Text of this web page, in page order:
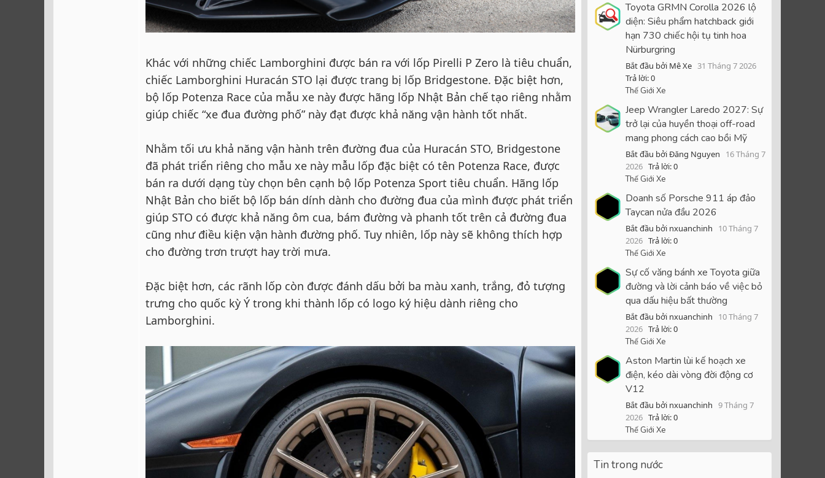
Khác với những chiếc Lamborghini được bán ra với lốp Pirelli P Zero là tiêu chuẩn,
chiếc Lamborghini Huracán STO lại được trang bị lốp Bridgestone. Đặc biệt hơn,
bộ lốp Potenza Race của mẫu xe này được hãng lốp Nhật Bản chế tạo riêng nhằm
giúp chiếc “xe đua đường phố” này đạt được khả năng vận hành tốt nhất.
Nhằm tối ưu khả năng vận hành trên đường đua của Huracán STO, Bridgestone
đã phát triển riêng cho mẫu xe này mẫu lốp đặc biệt có tên Potenza Race, được
bán ra dưới dạng tùy chọn bên cạnh bộ lốp Potenza Sport tiêu chuẩn. Hãng lốp
Nhật Bản cho biết bộ lốp bán dính dành cho đường đua của mình được phát triển
giúp STO có được khả năng ôm cua, bám đường và phanh tốt trên cả đường đua
cũng như điều kiện vận hành đường phố. Tuy nhiên, lốp này sẽ không thích hợp
cho đường trơn trượt hay trời mưa.
Đặc biệt hơn, các rãnh lốp còn được đánh dấu bởi ba màu xanh, trắng, đỏ tượng
trưng cho quốc kỳ Ý trong khi thành lốp có logo ký hiệu dành riêng cho
Lamborghini.
Toyota GRMN Corolla 2026 lộ
diện: Siêu phẩm hatchback giới
hạn 730 chiếc hội tụ tinh hoa
Nürburgring
Bắt đầu bởi Mê Xe 31 Tháng 7 2026
Trả lời: 0
Thế Giới Xe
Jeep Wrangler Laredo 2027: Sự
trở lại của huyền thoại off-road
mang phong cách cao bồi Mỹ
Bắt đầu bởi Đăng Nguyen
16 Tháng 7
2026 Trả lời: 0
Thế Giới Xe
Doanh số Porsche 911 áp đảo
Taycan nửa đầu 2026
Bắt đầu bởi nxuanchinh
10 Tháng 7
2026 Trả lời: 0
Thế Giới Xe
Sự cố văng bánh xe Toyota giữa
đường và lời cảnh báo về việc bỏ
qua dấu hiệu bất thường
Bắt đầu bởi nxuanchinh
10 Tháng 7
2026 Trả lời: 0
Thế Giới Xe
Aston Martin lùi kế hoạch xe
điện, kéo dài vòng đời động cơ
V12
Bắt đầu bởi nxuanchinh 9 Tháng 7
2026 Trả lời: 0
Thế Giới Xe
Tin trong nước